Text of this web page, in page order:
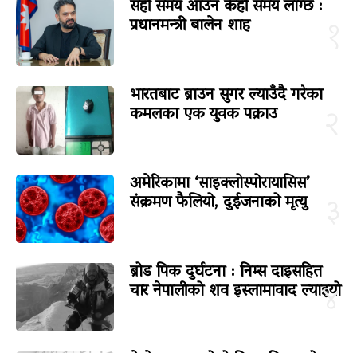
सही समय आउन केही समय लाग्छ :
प्रधानमन्त्री बालेन शाह
भारतबाट ब्राउन सुगर ल्याउँदै गरेका
कमलका एक युवक पक्राउ
अमेरिकामा ‘साइक्लोस्पोरायासिस’
संक्रमण फैलियो, दुईजनाको मृत्यु
४
ब्रोड पिक दुर्घटना : निम्स दाइसहित
चार नेपालीको शव इस्लामावाद ल्याइयो